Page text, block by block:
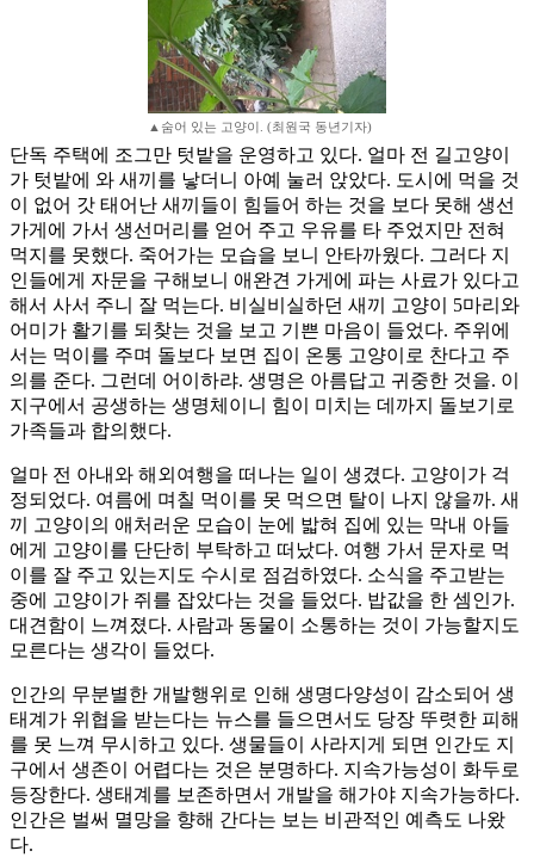
▲숨어 있는 고양이. (최원국 동년기자)
단독 주택에 조그만 텃밭을 운영하고 있다. 얼마 전 길고양이
가 텃밭에 와 새끼를 낳더니 아예 눌러 앉았다. 도시에 먹을 것
이 없어 갓 태어난 새끼들이 힘들어 하는 것을 보다 못해 생선
가게에 가서 생선머리를 얻어 주고 우유를 타 주었지만 전혀
먹지를 못했다. 죽어가는 모습을 보니 안타까웠다. 그러다 지
인들에게 자문을 구해보니 애완견 가게에 파는 사료가 있다고
해서 사서 주니 잘 먹는다. 비실비실하던 새끼 고양이 5마리와
어미가 활기를 되찾는 것을 보고 기쁜 마음이 들었다. 주위에
서는 먹이를 주며 돌보다 보면 집이 온통 고양이로 찬다고 주
의를 준다. 그런데 어이하랴. 생명은 아름답고 귀중한 것을. 이
지구에서 공생하는 생명체이니 힘이 미치는 데까지 돌보기로
가족들과 합의했다.
얼마 전 아내와 해외여행을 떠나는 일이 생겼다. 고양이가 걱
정되었다. 여름에 며칠 먹이를 못 먹으면 탈이 나지 않을까. 새
끼 고양이의 애처러운 모습이 눈에 밟혀 집에 있는 막내 아들
에게 고양이를 단단히 부탁하고 떠났다. 여행 가서 문자로 먹
이를 잘 주고 있는지도 수시로 점검하였다. 소식을 주고받는
중에 고양이가 쥐를 잡았다는 것을 들었다. 밥값을 한 셈인가.
대견함이 느껴졌다. 사람과 동물이 소통하는 것이 가능할지도
모른다는 생각이 들었다.
인간의 무분별한 개발행위로 인해 생명다양성이 감소되어 생
태계가 위협을 받는다는 뉴스를 들으면서도 당장 뚜렷한 피해
를 못 느껴 무시하고 있다. 생물들이 사라지게 되면 인간도 지
구에서 생존이 어렵다는 것은 분명하다. 지속가능성이 화두로
등장한다. 생태계를 보존하면서 개발을 해가야 지속가능하다.
인간은 벌써 멸망을 향해 간다는 보는 비관적인 예측도 나왔
다.